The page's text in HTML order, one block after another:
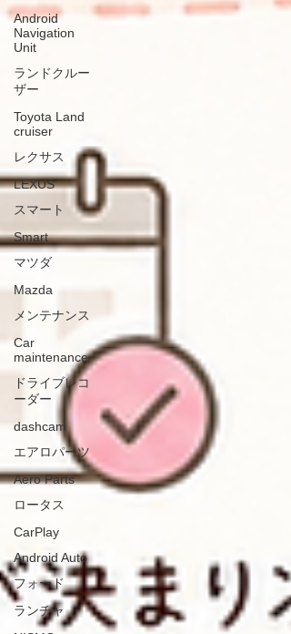
Android
Navigation
Unit
ランドクルー
ザー
Toyota Land
cruiser
レクサス
LEXUS
スマート
Smart
マツダ
Mazda
メンテナンス
Car
maintenance
ドライブレコ
ーダー
dashcam
エアロパーツ
Aero Parts
ロータス
CarPlay
Android Auto
フォード
ランチャ